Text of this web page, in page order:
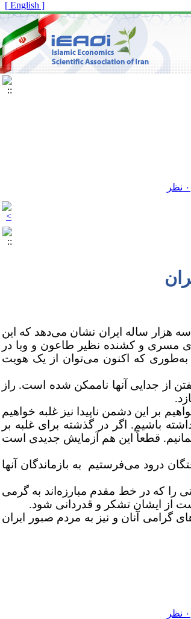
[ English ]
۰ نظر
هزار ساله ایران نشان می‌دهد که این
مسری و کشنده نظیر طاعون و وبا در
به‌طوری که اکنون می‌توان از یک هویت
از جدایی آنها ناممکن شده است. راز
بر این دشمن ناپیدا نیز غلبه خواهیم
باشیم. اگر در گذشته برای غلبه بر
بمانیم. قطعاً این هم آزمایش جدیدی است
درود می‌فرستیم به بازماندگان آنها
را که در خط مقدم مبارزه‌اند به‌ گرمی
از ایشان تشکر و قدردانی شود.
گرامی آنان و نیز به مردم صبور ایران
۰ نظر